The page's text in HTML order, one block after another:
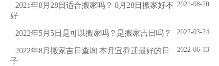
2021-08-20
2021年8月28日适合搬家吗？ 8月28日搬家好不
好
2022-03-24
2022年5月5日是可以搬家吗？是搬家吉日吗？
2022-06-13
2022年8月搬家吉日查询 本月宜乔迁最好的日
子